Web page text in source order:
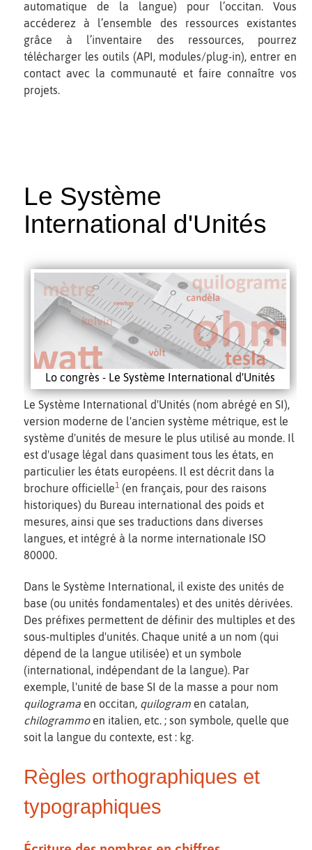
automatique de la langue) pour l’occitan. Vous
accéderez à l’ensemble des ressources existantes
grâce à l’inventaire des ressources, pourrez
télécharger les outils (API, modules/plug-in), entrer en
contact avec la communauté et faire connaître vos
projets.
Le Système
International d'Unités
Lo congrès - Le Système International d'Unités
Le Système International d'Unités (nom abrégé en SI),
version moderne de l'ancien système métrique, est le
système d'unités de mesure le plus utilisé au monde. Il
est d'usage légal dans quasiment tous les états, en
particulier les états européens. Il est décrit dans la
brochure officielle1 (en français, pour des raisons
historiques) du Bureau international des poids et
mesures, ainsi que ses traductions dans diverses
langues, et intégré à la norme internationale ISO
80000.
Dans le Système International, il existe des unités de
base (ou unités fondamentales) et des unités dérivées.
Des préfixes permettent de définir des multiples et des
sous-multiples d'unités. Chaque unité a un nom (qui
dépend de la langue utilisée) et un symbole
(international, indépendant de la langue). Par
exemple, l'unité de base SI de la masse a pour nom
quilograma en occitan, quilogram en catalan,
chilogrammoen italien, etc. ; son symbole, quelle que
soit la langue du contexte, est : kg.
Règles orthographiques et
typographiques